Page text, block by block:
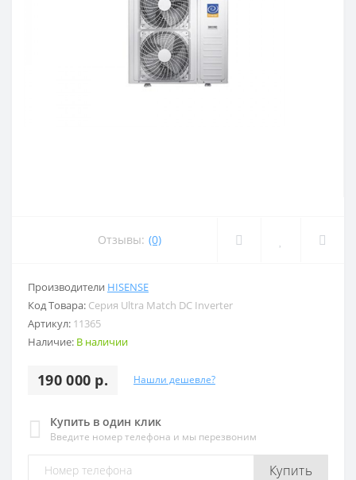
Отзывы: (0)
Производители HISENSE
Код Товара: Серия Ultra Match DC Inverter
Артикул: 11365
Наличие: В наличии
190 000 р. Нашли дешевле?
Купить в один клик
Введите номер телефона и мы перезвоним
Купить